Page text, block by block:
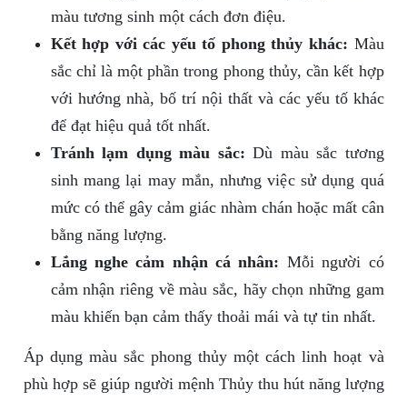
màu tương sinh một cách đơn điệu.
Kết hợp với các yếu tố phong thủy khác: Màu
sắc chỉ là một phần trong phong thủy, cần kết hợp
với hướng nhà, bố trí nội thất và các yếu tố khác
để đạt hiệu quả tốt nhất.
Tránh lạm dụng màu sắc: Dù màu sắc tương
sinh mang lại may mắn, nhưng việc sử dụng quá
mức có thể gây cảm giác nhàm chán hoặc mất cân
bằng năng lượng.
Lắng nghe cảm nhận cá nhân: Mỗi người có
cảm nhận riêng về màu sắc, hãy chọn những gam
màu khiến bạn cảm thấy thoải mái và tự tin nhất.
Áp dụng màu sắc phong thủy một cách linh hoạt và
phù hợp sẽ giúp người mệnh Thủy thu hút năng lượng